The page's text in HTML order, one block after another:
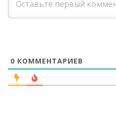
0 КОММЕНТАРИЕВ